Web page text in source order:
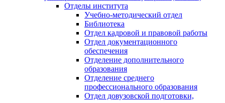
Отделы института
Учебно-методический отдел
Библиотека
Отдел кадровой и правовой работы
Отдел документационного
обеспечения
Отделение дополнительного
образования
Отделение среднего
профессионального образования
Отдел довузовской подготовки,